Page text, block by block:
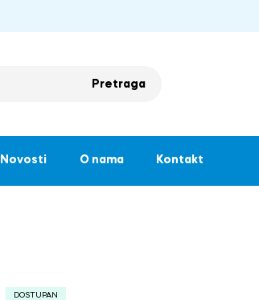
Pretraga
Novosti O nama Kontakt
DOSTUPAN